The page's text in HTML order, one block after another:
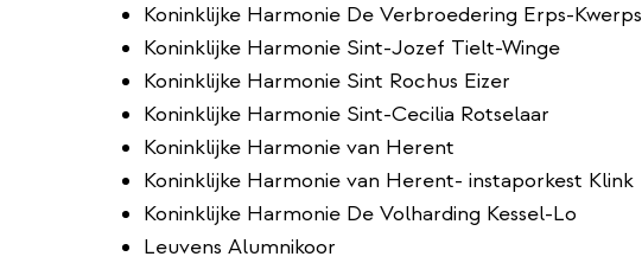
Koninklijke Harmonie De Verbroedering Erps-Kwerps
Koninklijke Harmonie Sint-Jozef Tielt-Winge
Koninklijke Harmonie Sint Rochus Eizer
Koninklijke Harmonie Sint-Cecilia Rotselaar
Koninklijke Harmonie van Herent
Koninklijke Harmonie van Herent- instaporkest Klink
Koninklijke Harmonie De Volharding Kessel-Lo
Leuvens Alumnikoor